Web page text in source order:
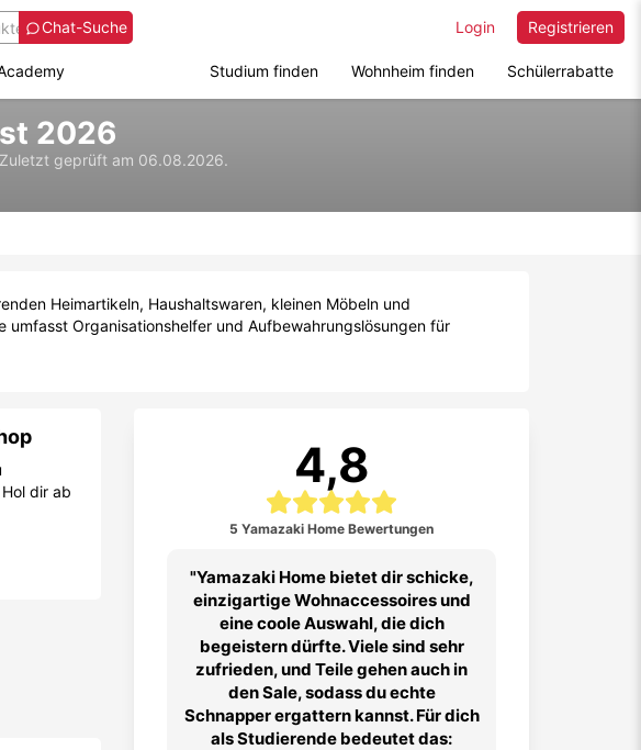
Chat-Suche Registrieren
Login
Studium finden Wohnheim finden Schülerrabatte
2026
Zuletzt geprüft am 06.08.2026.
Heimartikeln, Haushaltswaren, kleinen Möbeln und
Organisationshelfer und Aufbewahrungslösungen für
dir ab
4,8
5 Yamazaki Home Bewertungen
Yamazaki Home bietet dir schicke,
einzigartige Wohnaccessoires und
eine coole Auswahl, die dich
begeistern dürfte. Viele sind sehr
zufrieden, und Teile gehen auch in
den Sale, sodass du echte
Schnapper ergattern kannst. Für dich
als Studierende bedeutet das: